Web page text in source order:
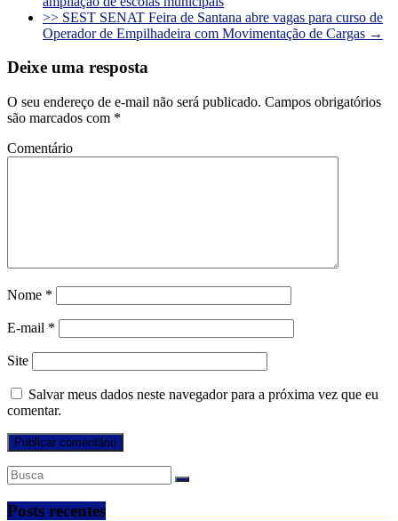
>> SEST SENAT Feira de Santana abre vagas para curso de
Operador de Empilhadeira com Movimentação de Cargas →
Deixe uma resposta
O seu endereço de e-mail não será publicado. Campos obrigatórios
são marcados com *
Comentário
Nome *
E-mail *
Site
Salvar meus dados neste navegador para a próxima vez que eu
comentar.
Posts recentes